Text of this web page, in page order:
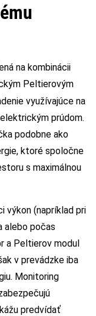
na kombinácii
Peltierovým
využívajúce na
prúdom.
podobne ako
ktoré spoločne
s maximálnou
výkon (napríklad pri
alebo počas
a Peltierov modul
v prevádzke iba
Monitoring
predvídať